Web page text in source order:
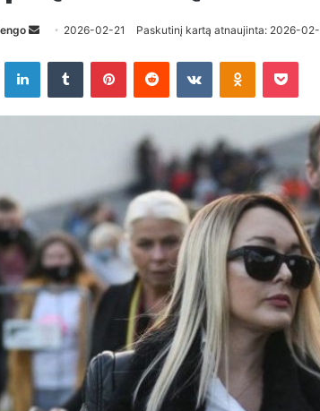
Send
email
2026-02-21 Paskutinį kartą atnaujinta: 2026-02-
LinkedInTumblr PinterestReddit VKontakte